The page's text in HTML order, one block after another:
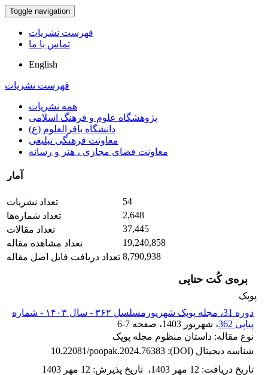
Toggle navigation
فهرست نشریات
تماس با ما
English
فهرست نشریات
همه نشریات
پژوهشگاه علوم و فرهنگ اسلامی
دانشگاه باقرالعلوم (ع)
معاونت فرهنگی تبلیغی
معاونت فضای مجازی ، هنر و رسانه
آمار
تعداد نشریات
54
تعداد شماره‌ها
2,648
تعداد مقالات
37,445
تعداد مشاهده مقاله
19,240,858
تعداد دریافت فایل اصل مقاله 8,790,938
بره‌ی کُت حنایی
پوپک
دوره 31، مجله پوپک شهریورمسلسل ۳۶۲ - سال ۱۴۰۳ - شماره
پیاپی 362
، شهریور 1403 ، صفحه 6-7
نوع مقاله: داستان منظوم مجله پوپک
شناسه دیجیتال (DOI):
10.22081/poopak.2024.76383
تاریخ دریافت: 12 مهر 1403 ، تاریخ پذیرش: 12 مهر 1403